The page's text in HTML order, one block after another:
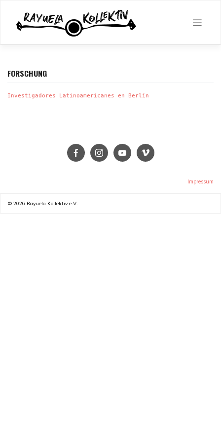
content
FORSCHUNG
Investigadores Latinoamericanes en Berlín
Impressum
© 2026 Rayuela Kollektiv e.V.